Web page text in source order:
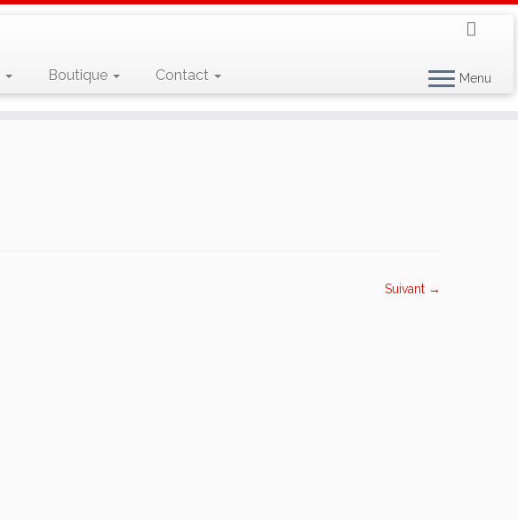
Menu
Boutique Contact
Suivant →